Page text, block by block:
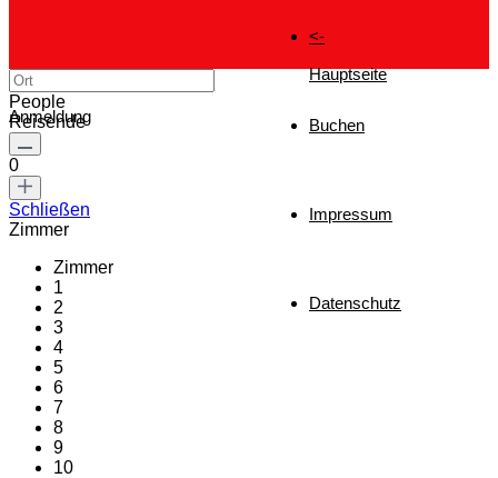
<-
Hauptseite
Buchen
Impressum
Datenschutz
Anmeldung
People
Reisende
0
Schließen
Zimmer
Zimmer
1
2
3
4
5
6
7
8
9
10